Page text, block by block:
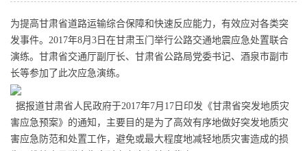
为提高甘肃省道路运输综合保障和快速反应能力，有效应对各类突
发事件。 2017年8月3日在甘肃玉门举行公路交通地震应急处置联合
演练。甘肃省交通厅副厅长、甘肃省公路局党委书记、酒泉市副市
长等参加了此次应急演练。
据报道甘肃省人民政府于2017年7月17日印发《甘肃省突发地质灾
害应急预案》的通知，主要目的是为了高效有序地做好突发地质灾
害应急防范和处置工作，避免或最大程度地减轻地质灾害造成的损